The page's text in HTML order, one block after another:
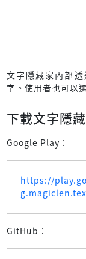
文字隱藏家內部透
字。使用者也可以
下載文字隱
Google Play：
https://
GitHub：